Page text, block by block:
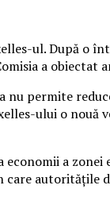
ul. După o
a obiectat
nu permite
ului o nouă
a
autorităţile